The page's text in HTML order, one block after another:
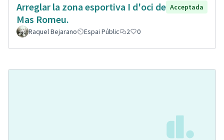
Arreglar la zona esportiva I d'oci de
Mas Romeu.
Acceptada
Raquel Bejarano Espai Públic 2 0